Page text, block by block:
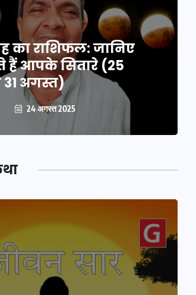
का राशिफल: जानिए
हैं आपके सितारे (25
अगस्त)
24 अगस्त 2025